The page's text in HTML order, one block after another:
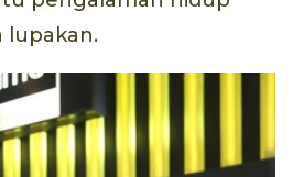
lupakan.